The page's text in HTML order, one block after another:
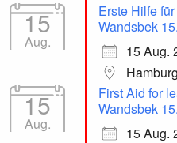
15
Aug.
Erste Hilfe
Wandsbek
15 Aug.
Hamburg
15
Aug.
First Aid for
Wandsbek
15 Aug.